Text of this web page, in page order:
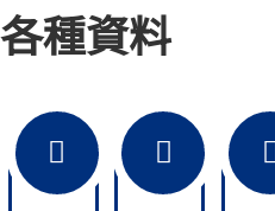
各種資料